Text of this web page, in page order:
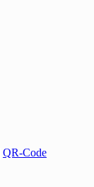
QR-Code